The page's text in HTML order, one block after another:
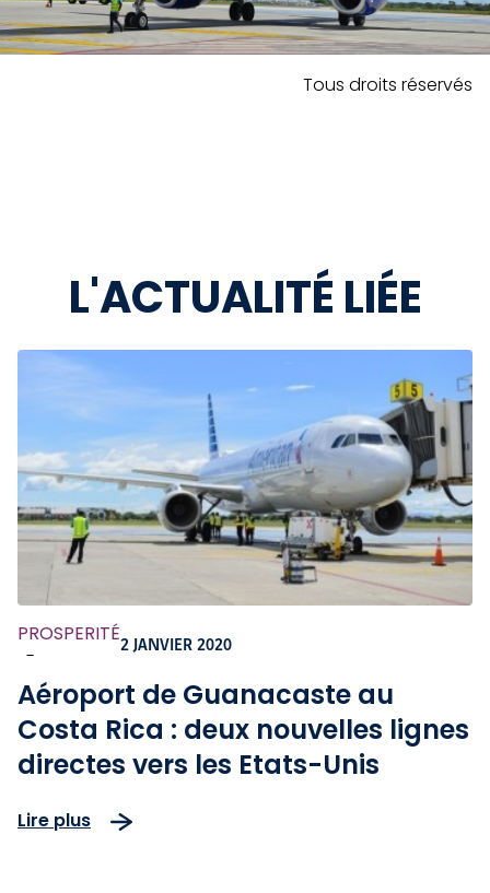
Tous droits réservés
L'ACTUALITÉ LIÉE
PROSPERITÉ
-
2 JANVIER 2020
Aéroport de Guanacaste au
Costa Rica : deux nouvelles lignes
directes vers les Etats-Unis
Lire plus